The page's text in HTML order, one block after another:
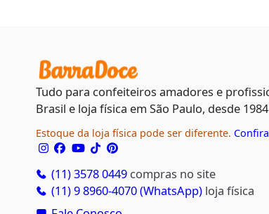
Tudo para confeiteiros amadores e
Brasil e loja física em São Paulo, desde
Estoque da loja física pode ser diferente.
(11) 3578 0449 compras no site
(11) 9 8960-4070 (WhatsApp) loja física